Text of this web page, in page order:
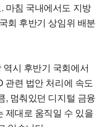
마침 국내에서도 지방
회 후반기 상임위 배분
시 후반기 국회에서
관련 법안 처리에 속도
, 멈춰있던 디지털 금융
제대로 움직일 수 있을